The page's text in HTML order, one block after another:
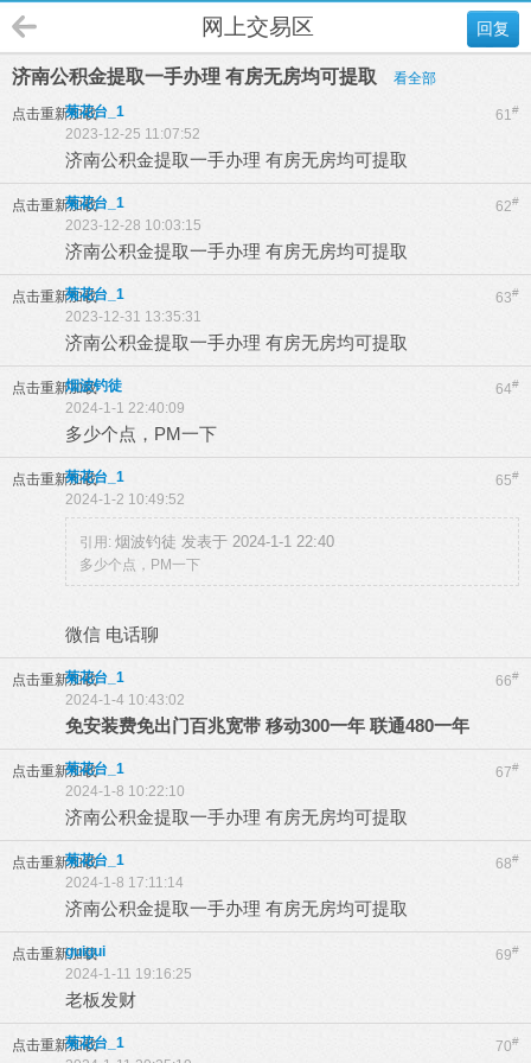
回复
网上交易区
济南公积金提取一手办理 有房无房均可提取 看全部
点击重新加载 61#
菊花台_1
2023-12-25 11:07:52
济南公积金提取一手办理 有房无房均可提取
点击重新加载 62#
菊花台_1
2023-12-28 10:03:15
济南公积金提取一手办理 有房无房均可提取
点击重新加载 63#
菊花台_1
2023-12-31 13:35:31
济南公积金提取一手办理 有房无房均可提取
点击重新加载 64#
烟波钓徒
2024-1-1 22:40:09
多少个点，PM一下
点击重新加载 65#
菊花台_1
2024-1-2 10:49:52
引用: 烟波钓徒 发表于 2024-1-1 22:40
多少个点，PM一下
微信 电话聊
点击重新加载 66#
菊花台_1
2024-1-4 10:43:02
免安装费免出门百兆宽带 移动300一年 联通480一年
点击重新加载 67#
菊花台_1
2024-1-8 10:22:10
济南公积金提取一手办理 有房无房均可提取
点击重新加载 68#
菊花台_1
2024-1-8 17:11:14
济南公积金提取一手办理 有房无房均可提取
点击重新加载 69#
guigui
2024-1-11 19:16:25
老板发财
点击重新加载 70#
菊花台_1